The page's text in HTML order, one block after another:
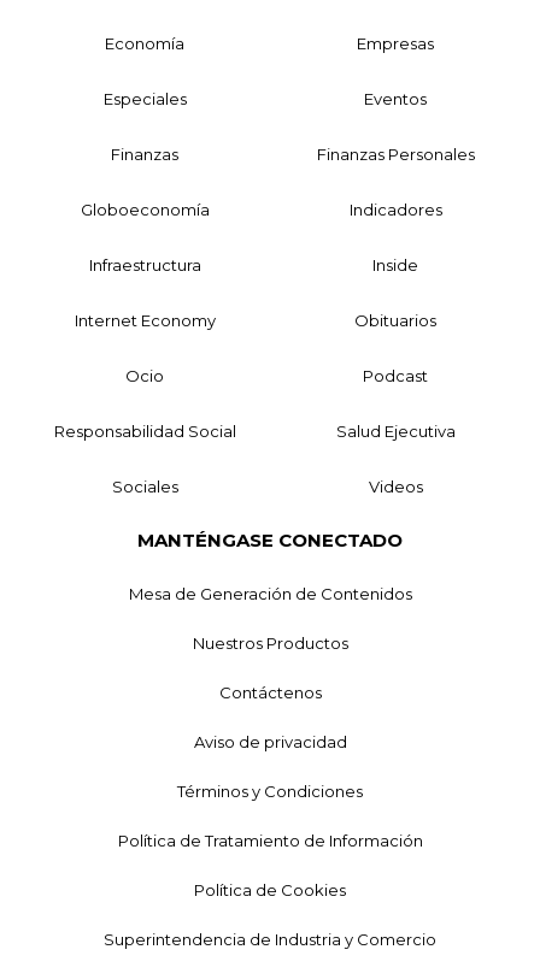
Economía Empresas
Especiales Eventos
Finanzas Finanzas Personales
Globoeconomía Indicadores
Infraestructura Inside
Internet Economy Obituarios
Ocio Podcast
Responsabilidad Social Salud Ejecutiva
Sociales Videos
MANTÉNGASE CONECTADO
Mesa de Generación de Contenidos
Nuestros Productos
Contáctenos
Aviso de privacidad
Términos y Condiciones
Política de Tratamiento de Información
Política de Cookies
Superintendencia de Industria y Comercio